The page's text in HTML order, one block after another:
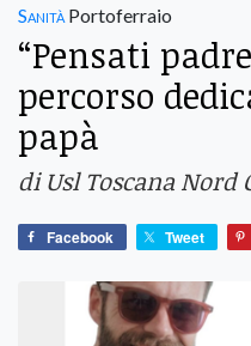
Sanità Portoferraio
“Pensati
percorso
papà
di Usl Toscana Nord
Facebook Tweet